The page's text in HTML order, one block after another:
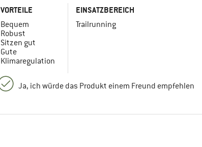
VORTEILE
Bequem
Robust
Sitzen gut
Gute
Klimaregulation
EINSATZBEREICH
Trailrunning
Ja, ich würde das Produkt einem Freund empfehlen